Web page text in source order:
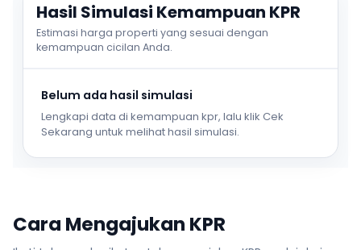
Hasil Simulasi Kemampuan KPR
Estimasi harga properti yang sesuai dengan
kemampuan cicilan Anda.
Belum ada hasil simulasi
Lengkapi data di kemampuan kpr, lalu klik Cek
Sekarang untuk melihat hasil simulasi.
Cara Mengajukan KPR